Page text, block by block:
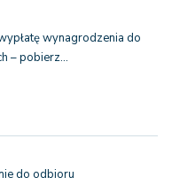
wynagrodzenia do
– pobierz…
do odbioru